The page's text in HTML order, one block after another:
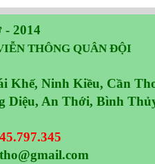
2014
THÔNG QUÂN ĐỘI
Khế, Ninh Kiều, Cần
Diệu, An Thới, Bình